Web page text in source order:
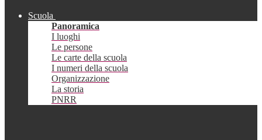
Scuola
Panoramica
I luoghi
Le persone
Le carte della scuola
I numeri della scuola
Organizzazione
La storia
PNRR